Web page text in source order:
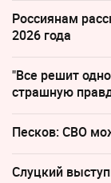
Россиянам
2026 года
"Все решит
страшную
Песков: СВО
Слуцкий